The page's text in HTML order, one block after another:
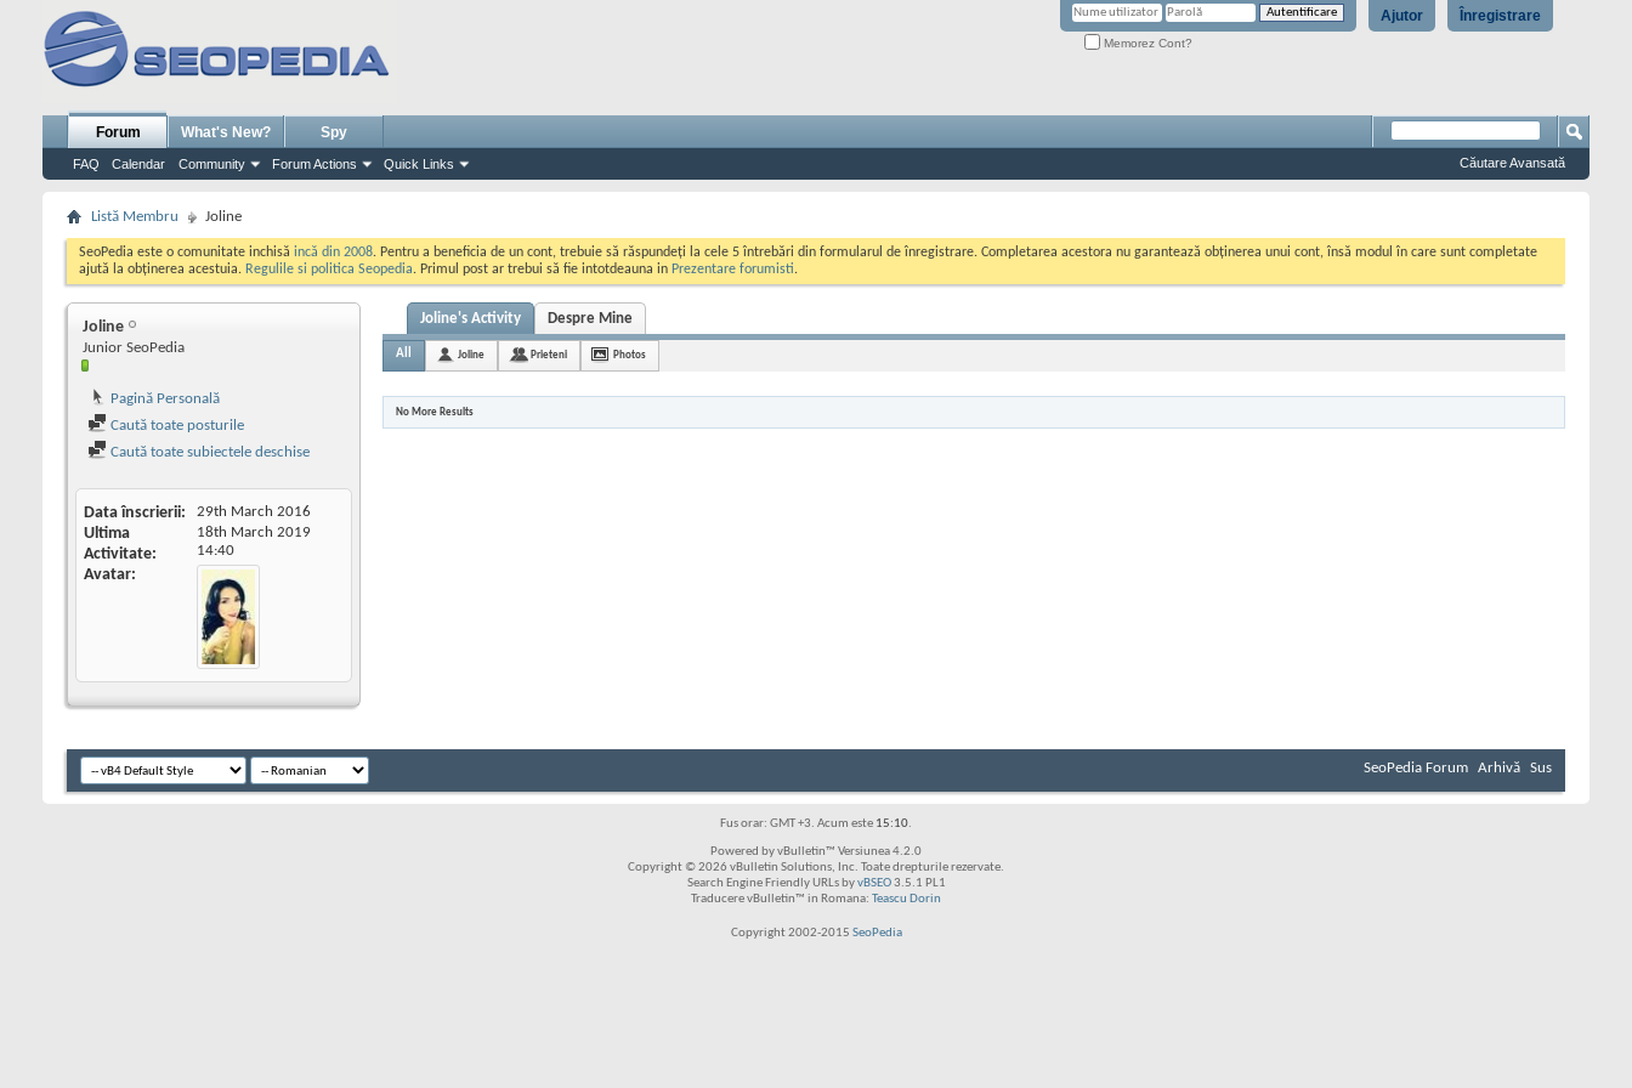
Înregistrare
Ajutor
Memorez Cont?
Forum
FAQ Calendar Community Forum Actions Quick Links
What's New? Spy
Căutare Avansată
Listă Membru Joline
SeoPedia este o comunitate inchisă incă din 2008. Pentru a beneficia de un cont, trebuie să răspundeți la cele 5 întrebări din formularul de înregistrare. Completarea acestora nu garantează obținerea unui cont, însă modul în care sunt completate
ajută la obținerea acestuia. Regulile si politica Seopedia. Primul post ar trebui să fie intotdeauna in Prezentare forumisti.
Joline
Junior SeoPedia
Pagină Personală
Caută toate posturile
Caută toate subiectele deschise
Data înscrierii 29th March 2016
Ultima
Activitate
18th March 2019
14:40
Avatar
Joline's Activity Despre Mine
All Joline Prieteni Photos
No More Results
SeoPedia Forum Arhivă Sus
Fus orar: GMT +3. Acum este 15:10.
Powered by vBulletin™ Versiunea 4.2.0
Copyright © 2026 vBulletin Solutions, Inc. Toate drepturile rezervate.
Search Engine Friendly URLs byvBSEO3.5.1 PL1
Traducere vBulletin™ in Romana: Teascu Dorin
Copyright 2002-2015 SeoPedia